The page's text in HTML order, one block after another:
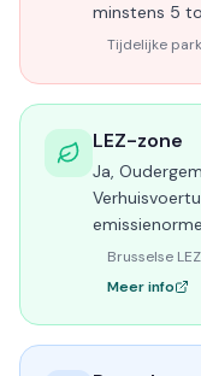
minstens 5
Tijdelijke
LEZ-zone
Ja,
Brusselse
Meer info